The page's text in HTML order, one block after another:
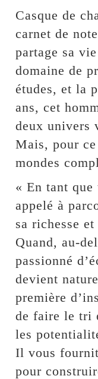
Casque de
carnet de
partage sa
domaine de
études, et la
ans, cet
deux univers
Mais, pour
mondes
« En tant que
appelé à
sa richesse
Quand, au-
passionné
devient
première
de faire le tri
les
Il vous
pour